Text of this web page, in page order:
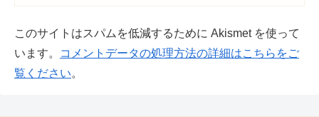
このサイトはスパムを低減するために Akismet を使って
います。
コメントデータの処理方法の詳細はこちらをご
覧ください。